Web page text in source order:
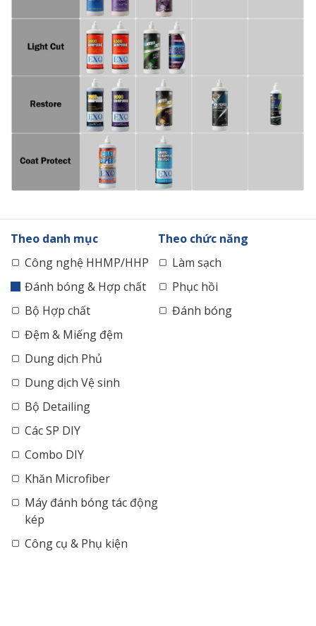
Theo danh mục
Công nghệ HHMP/HHP
Đánh bóng & Hợp chất
Bộ Hợp chất
Đệm & Miếng đệm
Dung dịch Phủ
Dung dịch Vệ sinh
Bộ Detailing
Các SP DIY
Combo DIY
Khăn Microfiber
Máy đánh bóng tác động
kép
Công cụ & Phụ kiện
Theo chức năng
Làm sạch
Phục hồi
Đánh bóng